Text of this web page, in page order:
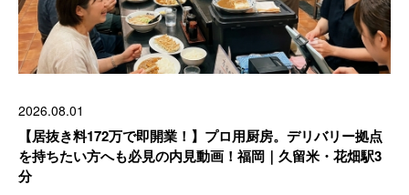
2026.08.01
【居抜き料172万で即開業！】プロ用厨房。デリバリー拠点
を持ちたい方へも必見の内見動画！福岡｜久留米・花畑駅3
分